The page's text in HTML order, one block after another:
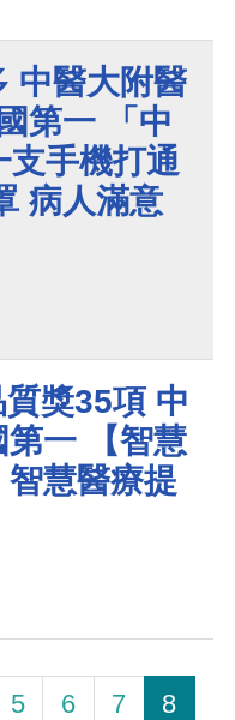
中醫大附醫
第一 「中
支手機打通
病人滿意
獎35項 中
一 【智慧
慧醫療提
5 6 7
8